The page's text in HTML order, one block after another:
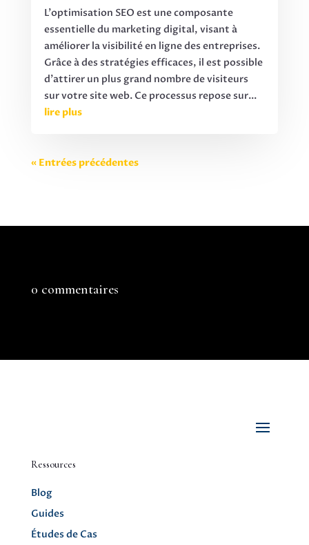
L'optimisation SEO est une composante
essentielle du marketing digital, visant à
améliorer la visibilité en ligne des entreprises.
Grâce à des stratégies efficaces, il est possible
d'attirer un plus grand nombre de visiteurs
sur votre site web. Ce processus repose sur...
lire plus
« Entrées précédentes
0 commentaires
Ressources
Blog
Guides
Études de Cas